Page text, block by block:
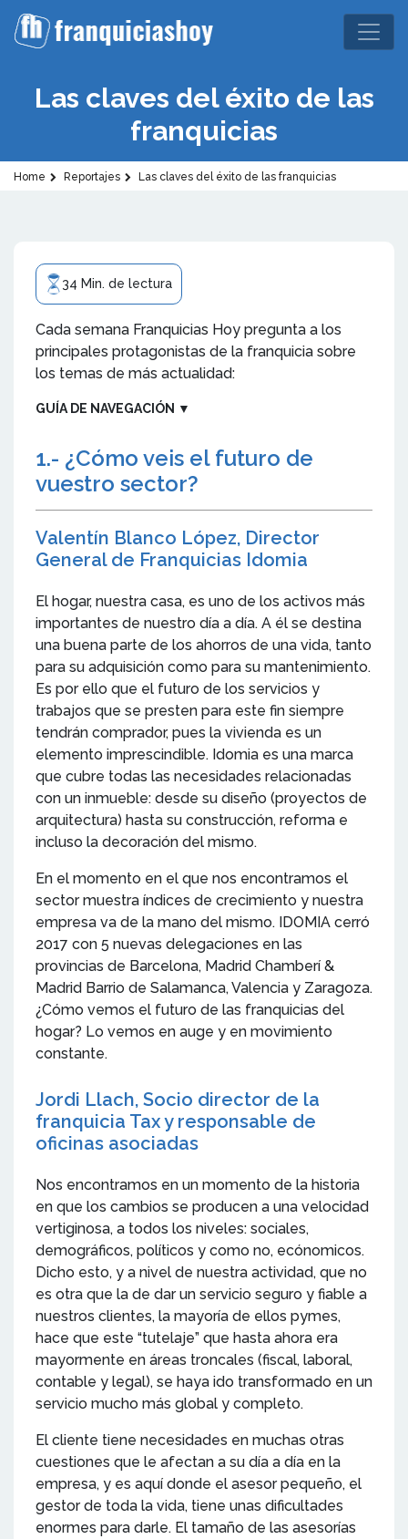
Las claves del éxito de las
franquicias
Home Reportajes Las claves del éxito de las franquicias
34 Min. de lectura
Cada semana Franquicias Hoy pregunta a los
principales protagonistas de la franquicia sobre
los temas de más actualidad:
GUÍA DE NAVEGACIÓN ▼
1.- ¿Cómo veis el futuro de
vuestro sector?
Valentín Blanco López, Director
General de Franquicias Idomia
El hogar, nuestra casa, es uno de los activos más
importantes de nuestro día a día. A él se destina
una buena parte de los ahorros de una vida, tanto
para su adquisición como para su mantenimiento.
Es por ello que el futuro de los servicios y
trabajos que se presten para este fin siempre
tendrán comprador, pues la vivienda es un
elemento imprescindible. Idomia es una marca
que cubre todas las necesidades relacionadas
con un inmueble: desde su diseño (proyectos de
arquitectura) hasta su construcción, reforma e
incluso la decoración del mismo.
En el momento en el que nos encontramos el
sector muestra índices de crecimiento y nuestra
empresa va de la mano del mismo. IDOMIA cerró
2017 con 5 nuevas delegaciones en las
provincias de Barcelona, Madrid Chamberí &
Madrid Barrio de Salamanca, Valencia y Zaragoza.
¿Cómo vemos el futuro de las franquicias del
hogar? Lo vemos en auge y en movimiento
constante.
Jordi Llach, Socio director de la
franquicia Tax y responsable de
oficinas asociadas
Nos encontramos en un momento de la historia
en que los cambios se producen a una velocidad
vertiginosa, a todos los niveles: sociales,
demográficos, políticos y como no, ecónomicos.
Dicho esto, y a nivel de nuestra actividad, que no
es otra que la de dar un servicio seguro y fiable a
nuestros clientes, la mayoría de ellos pymes,
hace que este “tutelaje” que hasta ahora era
mayormente en áreas troncales (fiscal, laboral,
contable y legal), se haya ido transformado en un
servicio mucho más global y completo.
El cliente tiene necesidades en muchas otras
cuestiones que le afectan a su día a día en la
empresa, y es aquí donde el asesor pequeño, el
gestor de toda la vida, tiene unas dificultades
enormes para darle. El tamaño de las asesorías